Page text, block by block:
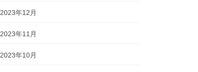
2023年12月
2023年11月
2023年10月